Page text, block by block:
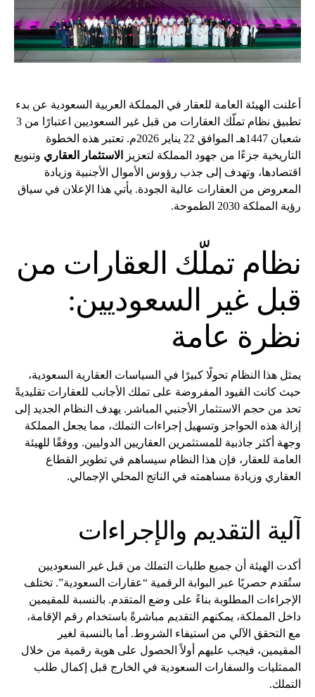
أعلنت الهيئة العامة للعقار في المملكة العربية السعودية عن بدء
تطبيق نظام تملّك العقارات من قبل غير السعوديين اعتبارًا من 3
شعبان 1447هـ الموافق 22 يناير 2026م. تعتبر هذه الخطوة
التاريخية جزءًا من جهود المملكة لتعزيز
الاستثمار العقاري وتنويع
اقتصادها، وتهدف إلى جذب رؤوس الأموال الأجنبية وزيادة
المعروض من العقارات عالية الجودة. يأتي هذا الإعلان في سياق
رؤية المملكة 2030 الطموحة.
نظام تملّك العقارات من
قبل غير السعوديين:
نظرة عامة
يمثل هذا النظام تحولًا كبيرًا في السياسات العقارية السعودية،
حيث كانت القيود المفروضة على تملك الأجانب للعقارات تقليديةً
تحد من حجم الاستثمار الأجنبي المباشر. يهدف النظام الجديد إلى
إزالة هذه الحواجز وتسهيل إجراءات التملك، مما يجعل المملكة
وجهة أكثر جاذبية للمستثمرين العقاريين الدوليين. ووفقًا للهيئة
العامة للعقار، فإن هذا النظام سيساهم في تطوير القطاع
العقاري وزيادة مساهمته في الناتج المحلي الإجمالي.
آلية التقديم والإجراءات
أكدت الهيئة أن جميع طلبات التملك من قبل غير السعوديين
ستُقدم حصريًا عبر البوابة الرقمية “عقارات السعودية”. تختلف
الإجراءات المطلوبة بناءً على وضع المتقدم. بالنسبة للمقيمين
داخل المملكة، يمكنهم التقديم مباشرةً باستخدام رقم الإقامة،
مع التحقق الآلي من استيفاء الشروط. أما بالنسبة لغير
المقيمين، فيجب عليهم أولاً الحصول على هوية رقمية من خلال
الممثليات والسفارات السعودية في الخارج قبل إكمال طلب
التملك.